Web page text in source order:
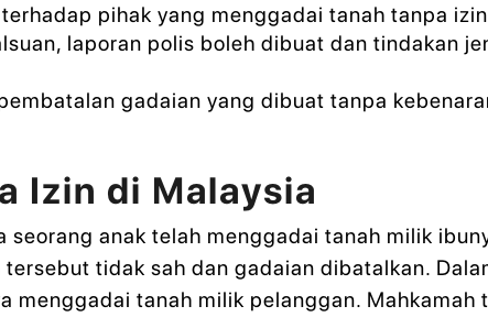
pihak yang menggadai tanah tanpa
laporan polis boleh dibuat dan tindakan
gadaian yang dibuat tanpa
Izin di Malaysia
anak telah menggadai tanah milik
tidak sah dan gadaian dibatalkan.
menggadai tanah milik pelanggan. Mahkamah